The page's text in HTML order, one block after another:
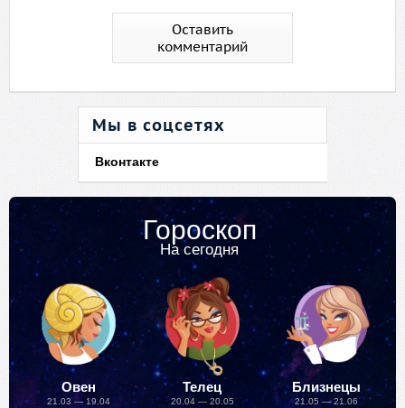
Оставить
комментарий
Мы в соцсетях
Вконтакте
Гороскоп
На сегодня
Овен
21.03 — 19.04
Телец
20.04 — 20.05
Близнецы
21.05 — 21.06